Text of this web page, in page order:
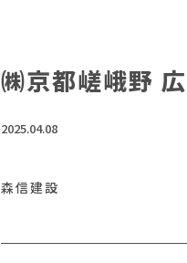
㈱京都嵯峨野
2025.04.08
森信建設